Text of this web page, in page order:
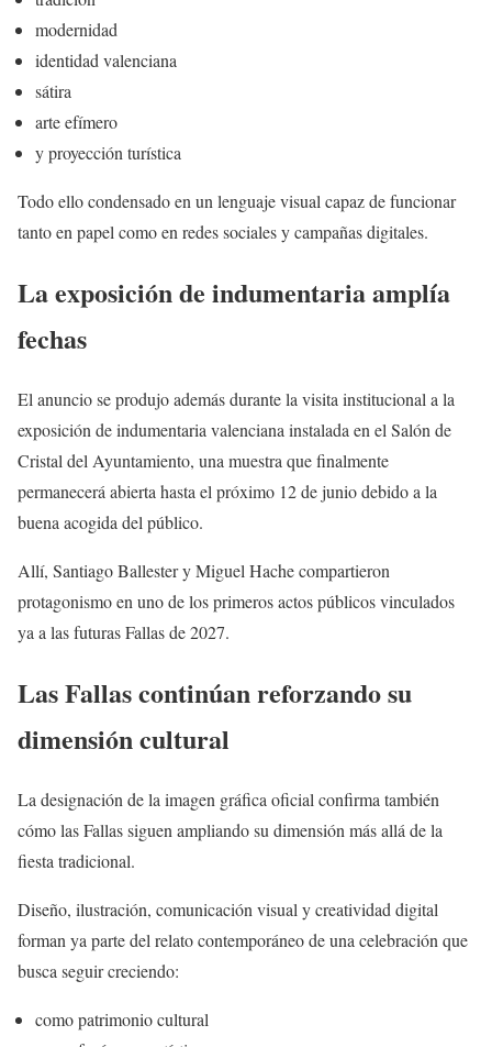
modernidad
identidad valenciana
sátira
arte efímero
y proyección turística
Todo ello condensado en un lenguaje visual capaz de funcionar
tanto en papel como en redes sociales y campañas digitales.
La exposición de indumentaria amplía
fechas
El anuncio se produjo además durante la visita institucional a la
exposición de indumentaria valenciana instalada en el Salón de
Cristal del Ayuntamiento, una muestra que finalmente
permanecerá abierta hasta el próximo 12 de junio debido a la
buena acogida del público.
Allí, Santiago Ballester y Miguel Hache compartieron
protagonismo en uno de los primeros actos públicos vinculados
ya a las futuras Fallas de 2027.
Las Fallas continúan reforzando su
dimensión cultural
La designación de la imagen gráfica oficial confirma también
cómo las Fallas siguen ampliando su dimensión más allá de la
fiesta tradicional.
Diseño, ilustración, comunicación visual y creatividad digital
forman ya parte del relato contemporáneo de una celebración que
busca seguir creciendo:
como patrimonio cultural